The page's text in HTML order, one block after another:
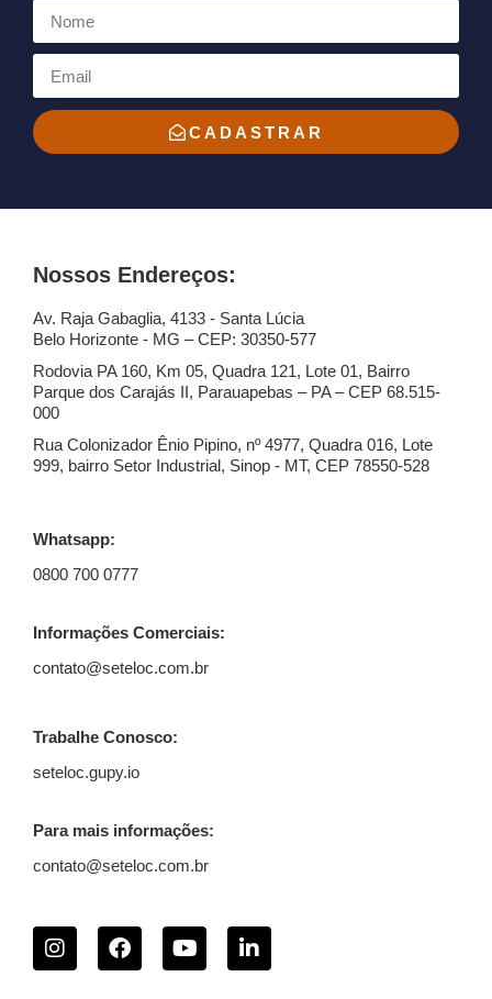
Nossos Endereços:
Av. Raja Gabaglia, 4133 - Santa Lúcia
Belo Horizonte - MG – CEP: 30350-577
Rodovia PA 160, Km 05, Quadra 121, Lote 01, Bairro
Parque dos Carajás II, Parauapebas – PA – CEP 68.515-
000
Rua Colonizador Ênio Pipino, nº 4977, Quadra 016, Lote
999, bairro Setor Industrial, Sinop - MT, CEP 78550-528
Whatsapp:
0800 700 0777
Informações Comerciais:
contato@seteloc.com.br
Trabalhe Conosco:
seteloc.gupy.io
Para mais informações:
contato@seteloc.com.br
CADASTRAR